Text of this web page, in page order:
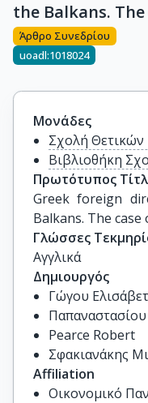
the Balkans.
Άρθρο Συνεδρίου
uoadl:1018024
Μονάδες
Σχολή
Βιβλιοθήκη
Πρωτότυπος
Greek foreign
Balkans. The case
Γλώσσες
Αγγλικά
Δημιουργός
Γώγου Ελισάβετ
Pearce Robert
Σφακιανάκης
Affiliation
Οικονομικό